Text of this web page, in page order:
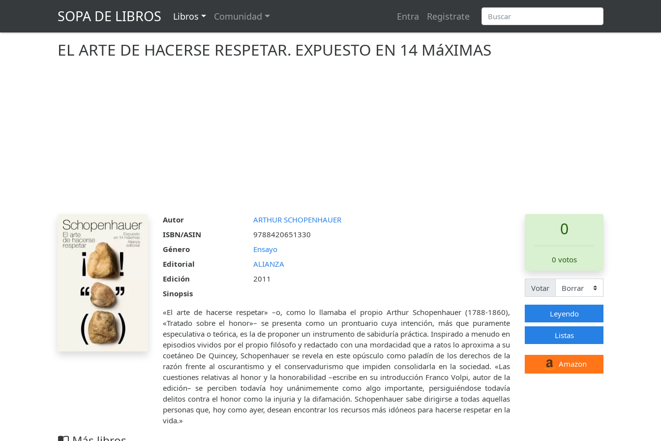
SOPA DE LIBROS Libros Comunidad Entra Registrate
EL ARTE DE HACERSE RESPETAR. EXPUESTO EN 14 MáXIMAS
Autor
ARTHUR SCHOPENHAUER
ISBN/ASIN
9788420651330
Género
Ensayo
Editorial
ALIANZA
Edición
2011
Sinopsis
«El arte de hacerse respetar» –o, como lo llamaba el propio Arthur Schopenhauer (1788-1860),
«Tratado sobre el honor»– se presenta como un prontuario cuya intención, más que puramente
especulativa o teórica, es la de proponer un instrumento de sabiduría práctica. Inspirado a menudo en
episodios vividos por el propio filósofo y redactado con una mordacidad que a ratos lo aproxima a su
coetáneo De Quincey, Schopenhauer se revela en este opúsculo como paladín de los derechos de la
razón frente al oscurantismo y el conservadurismo que impiden consolidarla en la sociedad. «Las
cuestiones relativas al honor y la honorabilidad –escribe en su introducción Franco Volpi, autor de la
edición– se perciben todavía hoy unánimemente como algo importante, persiguiéndose todavía
delitos contra el honor como la injuria y la difamación. Schopenhauer sabe dirigirse a todas aquellas
personas que, hoy como ayer, desean encontrar los recursos más idóneos para hacerse respetar en la
vida.»
0
0 votos
Votar
Leyendo
Listas
Amazon